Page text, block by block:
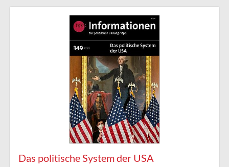
Das politische System der USA